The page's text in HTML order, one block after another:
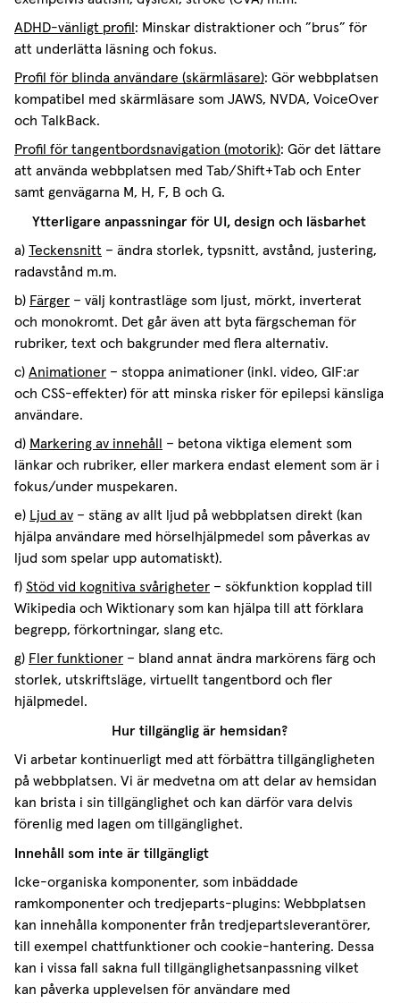
ADHD-vänligt profil : Minskar distraktioner och ”brus” för
att underlätta läsning och fokus.
Profil för blinda användare (skärmläsare): Gör webbplatsen
kompatibel med skärmläsare som JAWS, NVDA, VoiceOver
och TalkBack.
Profil för tangentbordsnavigation (motorik): Gör det lättare
att använda webbplatsen med Tab/Shift+Tab och Enter
samt genvägarna M, H, F, B och G.
Ytterligare anpassningar för UI, design och läsbarhet
a) Teckensnitt – ändra storlek, typsnitt, avstånd, justering,
radavstånd m.m.
b) Färger – välj kontrastläge som ljust, mörkt, inverterat
och monokromt. Det går även att byta färgscheman för
rubriker, text och bakgrunder med flera alternativ.
c) Animationer – stoppa animationer (inkl. video, GIF:ar
och CSS-effekter) för att minska risker för epilepsi känsliga
användare.
d) Markering av innehåll
– betona viktiga element som
länkar och rubriker, eller markera endast element som är i
fokus/under muspekaren.
e) Ljud av – stäng av allt ljud på webbplatsen direkt (kan
hjälpa användare med hörselhjälpmedel som påverkas av
ljud som spelar upp automatiskt).
f) Stöd vid kognitiva svårigheter – sökfunktion kopplad till
Wikipedia och Wiktionary som kan hjälpa till att förklara
begrepp, förkortningar, slang etc.
g) Fler funktioner – bland annat ändra markörens färg och
storlek, utskriftsläge, virtuellt tangentbord och fler
hjälpmedel.
Hur tillgänglig är hemsidan?
Vi arbetar kontinuerligt med att förbättra tillgängligheten
på webbplatsen. Vi är medvetna om att delar av hemsidan
kan brista i sin tillgänglighet och kan därför vara delvis
förenlig med lagen om tillgänglighet.
Innehåll som inte är tillgängligt
Icke-organiska komponenter, som inbäddade
ramkomponenter och tredjeparts-plugins: Webbplatsen
kan innehålla komponenter från tredjepartsleverantörer,
till exempel chattfunktioner och cookie-hantering. Dessa
kan i vissa fall sakna full tillgänglighetsanpassning vilket
kan påverka upplevelsen för användare med